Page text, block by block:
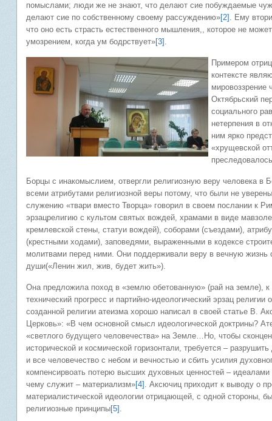
помыслами; люди же не знают, что делают сие побуждаемые
делают сие по собственному своему рассуждению»[2] . Ему
что оно есть страсть естественного мышления,, которое не
умозрением, когда ум бодрствует»[3] .
Примером
контексте
мировоззрение
Октябрьский
социального
нетерпения в
ним ярко
«хрущевской
Борцы с инакомыслием, отвергли религиозную веру человека в
всеми атрибутами религиозной веры потому, что были не
служению «твари вместо Творца» говорил в своем послании к
эрзацрелигию с культом святых вождей, храмами в виде
кремлевской стены, статуи вождей), соборами (съездами),
(крестными ходами), заповедями, выраженными в кодексе
молитвами перед ними. Они поддерживали веру в вечную жизнь
души(«Ленин жил, жив, будет жить»).
Она предложила поход в «землю обетованную» (рай на земле),
технический прогресс и партийно-идеологический эрзац
созданной религии атеизма хорошо написал в своей статье В.
Церковь»: «В чем основной смысл идеологической доктрины?
«светлого будущего человечества» на Земле…Но, чтобы
исторической и космической горизонтали, требуется –
и все человечество с небом и вечностью и сбить усилия
компенсирвоать потерю высших духовных ценностей –
чему служит – материализм»[4] . Аксючиц приходит к выводу о
материалистической идеологии отрицающей, с одной стороны,
религиозные принципы[5] .